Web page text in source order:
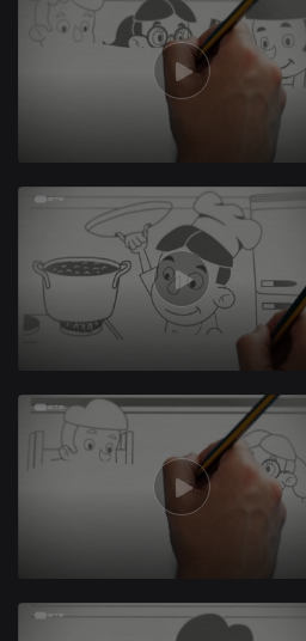
473933